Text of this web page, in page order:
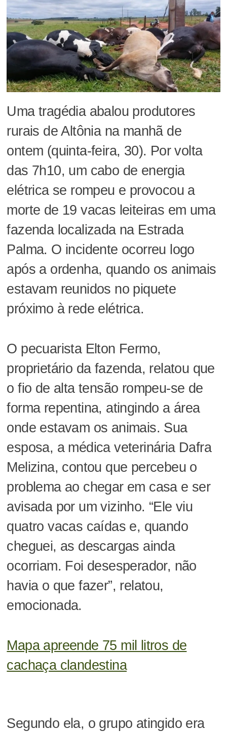
Uma tragédia abalou produtores
rurais de Altônia na manhã de
ontem (quinta-feira, 30). Por volta
das 7h10, um cabo de energia
elétrica se rompeu e provocou a
morte de 19 vacas leiteiras em uma
fazenda localizada na Estrada
Palma. O incidente ocorreu logo
após a ordenha, quando os animais
estavam reunidos no piquete
próximo à rede elétrica.
O pecuarista Elton Fermo,
proprietário da fazenda, relatou que
o fio de alta tensão rompeu-se de
forma repentina, atingindo a área
onde estavam os animais. Sua
esposa, a médica veterinária Dafra
Melizina, contou que percebeu o
problema ao chegar em casa e ser
avisada por um vizinho. “Ele viu
quatro vacas caídas e, quando
cheguei, as descargas ainda
ocorriam. Foi desesperador, não
havia o que fazer”, relatou,
emocionada.
Mapa apreende 75 mil litros de
cachaça clandestina
Segundo ela, o grupo atingido era